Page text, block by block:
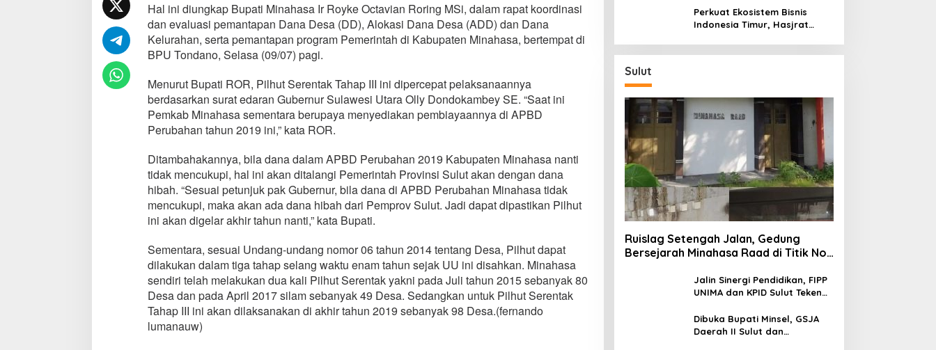
t
S
e
r
e
t
a
k
a
a
p
I
I
I
d
M
i
n
a
h
a
Hal ini diungkap Bupati Minahasa Ir Royke Octavian Roring MSi, dalam rapat koordinasi
dan evaluasi pemantapan Dana Desa (DD), Alokasi Dana Desa (ADD) dan Dana
Kelurahan, serta pemantapan program Pemerintah di Kabupaten Minahasa, bertempat di
BPU Tondano, Selasa (09/07) pagi.
Menurut Bupati ROR, Pilhut Serentak Tahap III ini dipercepat pelaksanaannya
berdasarkan surat edaran Gubernur Sulawesi Utara Olly Dondokambey SE. “Saat ini
Pemkab Minahasa sementara berupaya menyediakan pembiayaannya di APBD
Perubahan tahun 2019 ini,” kata ROR.
Ditambahakannya, bila dana dalam APBD Perubahan 2019 Kabupaten Minahasa nanti
tidak mencukupi, hal ini akan ditalangi Pemerintah Provinsi Sulut akan dengan dana
hibah. “Sesuai petunjuk pak Gubernur, bila dana di APBD Perubahan Minahasa tidak
mencukupi, maka akan ada dana hibah dari Pemprov Sulut. Jadi dapat dipastikan Pilhut
ini akan digelar akhir tahun nanti,” kata Bupati.
Sementara, sesuai Undang-undang nomor 06 tahun 2014 tentang Desa, Pilhut dapat
dilakukan dalam tiga tahap selang waktu enam tahun sejak UU ini disahkan. Minahasa
sendiri telah melakukan dua kali Pilhut Serentak yakni pada Juli tahun 2015 sebanyak 80
Desa dan pada April 2017 silam sebanyak 49 Desa. Sedangkan untuk Pilhut Serentak
Tahap III ini akan dilaksanakan di akhir tahun 2019 sebanyak 98 Desa.(fernando
lumanauw)
Kas Mitra Utama, Jangkau
Wilayah Kepulauan
Perkuat Ekosistem Bisnis
Indonesia Timur, Hasjrat
Sulut
Ruislag Setengah Jalan, Gedung
Bersejarah Minahasa Raad di Titik Nol
Jalin Sinergi Pendidikan, FIPP
UNIMA dan KPID Sulut Teken
Antusias Serap Materi Literasi
Penyiaran
Dibuka Bupati Minsel, GSJA
Daerah II Sulut dan